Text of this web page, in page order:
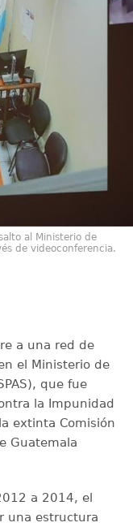
al Ministerio de
de videoconferencia.
a una red de
el Ministerio de
que fue
la Impunidad
extinta Comisión
Guatemala
a 2014, el
una estructura